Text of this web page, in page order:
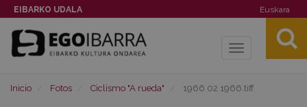
EIBARKO UDALA Euskara
Toggle
Inicio Fotos Ciclismo "A rueda" 1966 02 1966.tiff